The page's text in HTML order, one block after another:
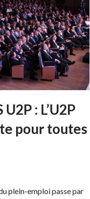
: L’U2P
pour toutes
plein-emploi passe par